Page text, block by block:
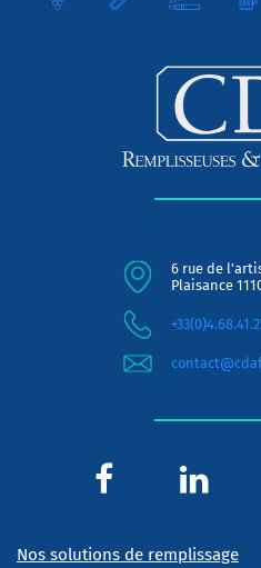
6 rue de
Plaisance
Nos solutions de remplissage